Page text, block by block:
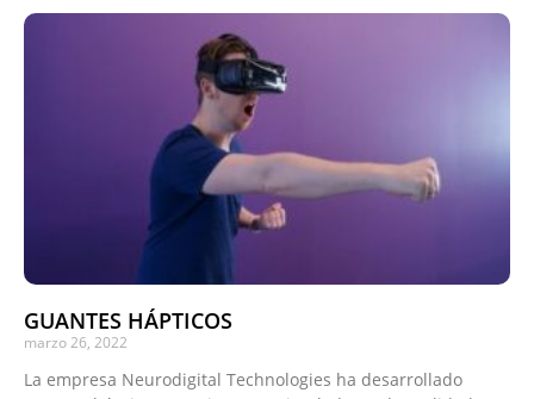
GUANTES HÁPTICOS
marzo 26, 2022
La empresa Neurodigital Technologies ha desarrollado